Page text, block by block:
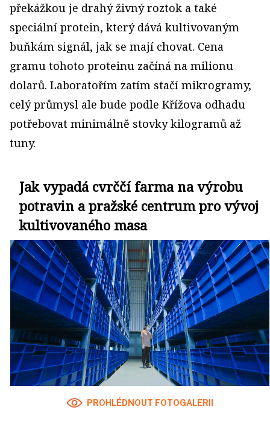
překážkou je drahý živný roztok a také
speciální protein, který dává kultivovaným
buňkám signál, jak se mají chovat. Cena
gramu tohoto proteinu začíná na milionu
dolarů. Laboratořím zatím stačí mikrogramy,
celý průmysl ale bude podle Křížova odhadu
potřebovat minimálně stovky kilogramů až
tuny.
Jak vypadá cvrččí farma na výrobu
potravin a pražské centrum pro vývoj
kultivovaného masa
PROHLÉDNOUT FOTOGALERII